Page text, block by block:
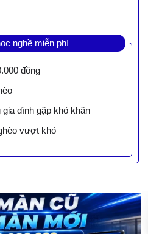
nghề miễn phí
đồng
đình gặp khó khăn
vượt khó